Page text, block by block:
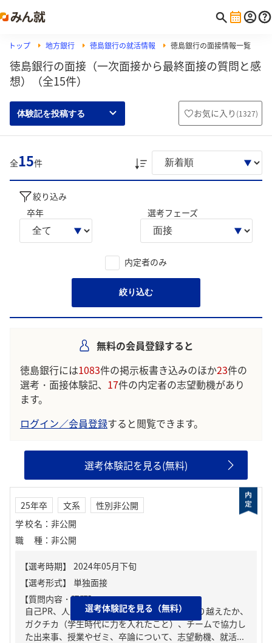
トップ 地方銀行 徳島銀行の就活情報 徳島銀行の面接情報一覧
徳島銀行の面接（一次面接から最終面接の質問と感
想）（全15件）
体験記を投稿する お気に入り (1327)
全15件
絞り込み
卒年
選考フェーズ
内定者のみ
絞り込む
無料の会員登録すると
徳島銀行には1083件の掲示板書き込みのほか23件の
選考・面接体験記、 17件の内定者の志望動機があり
ます。
ログイン／会員登録すると閲覧できます。
選考体験記を見る(無料)
25年卒 文系
性別非公開
学校名 ： 非公開
職種 ： 非公開
【質問内容・課題】
自己PR、人生の中で大きな挫折経験。どう乗り越えたか、
ガクチカ（学生時代に力を入れたこと）、チームで協力し
た出来事、授業やゼミ、卒論について、志望動機、就活...
選考体験記を見る（無料）